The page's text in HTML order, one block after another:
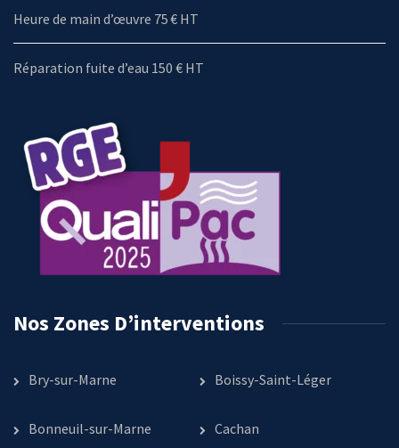
Heure de main d’œuvre 75 € HT
Réparation fuite d’eau 150 € HT
Nos Zones D’interventions
Bry-sur-Marne Boissy-Saint-Léger
Bonneuil-sur-Marne Cachan